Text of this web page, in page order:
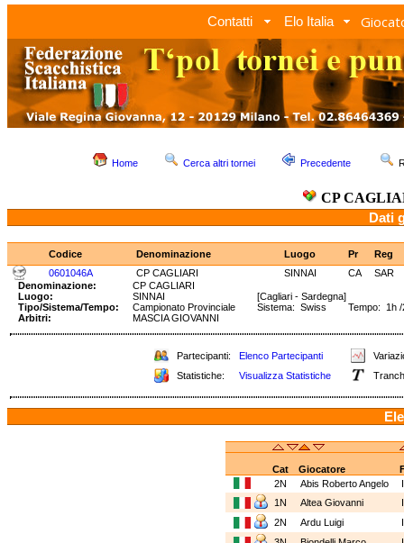
Contatti Elo Italia
Home Cerca altri tornei Precedente
CP
Dati
Codice Denominazione Luogo Pr
Reg
0601046A
CP CAGLIARI SINNAI CA
SAR
Denominazione:
CP CAGLIARI
Luogo:
SINNAI
[Cagliari - Sardegna]
Tipo/Sistema/Tempo:
Campionato Provinciale Sistema: Swiss Tempo: 1h /
Arbitri:
MASCIA GIOVANNI
Partecipanti: Elenco Partecipanti
Statistiche:
Visualizza Statistiche
Cat Giocatore
2N
Abis Roberto Angelo
1N
Altea Giovanni
2N
Ardu Luigi